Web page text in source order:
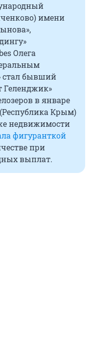
имени
Олега
стал бывший
Геленджик»
в январе
Крым)
недвижимости
фигуранткой
при
выплат.